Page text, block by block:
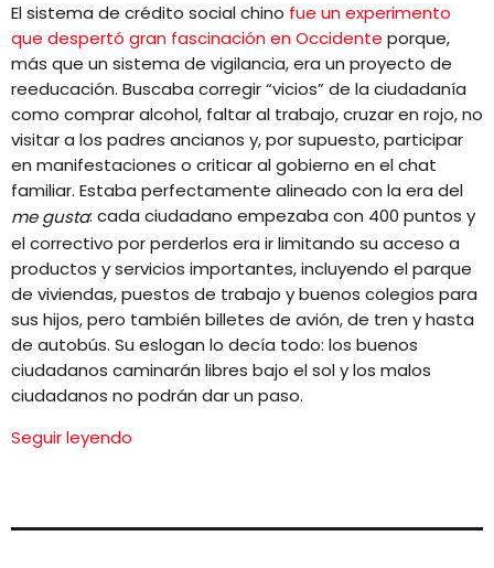
PROGRAMACION
NUESTRAS FRECUENCIAS
EQUIPO
NOTICIAS
CONTACTO
El sistema de crédito social chino fue un experimento
que despertó gran fascinación en Occidente porque,
más que un sistema de vigilancia, era un proyecto de
reeducación. Buscaba corregir “vicios” de la ciudadanía
como comprar alcohol, faltar al trabajo, cruzar en rojo, no
visitar a los padres ancianos y, por supuesto, participar
en manifestaciones o criticar al gobierno en el chat
familiar. Estaba perfectamente alineado con la era del
me gusta: cada ciudadano empezaba con 400 puntos y
el correctivo por perderlos era ir limitando su acceso a
productos y servicios importantes, incluyendo el parque
de viviendas, puestos de trabajo y buenos colegios para
sus hijos, pero también billetes de avión, de tren y hasta
de autobús. Su eslogan lo decía todo: los buenos
ciudadanos caminarán libres bajo el sol y los malos
ciudadanos no podrán dar un paso.
Seguir leyendo